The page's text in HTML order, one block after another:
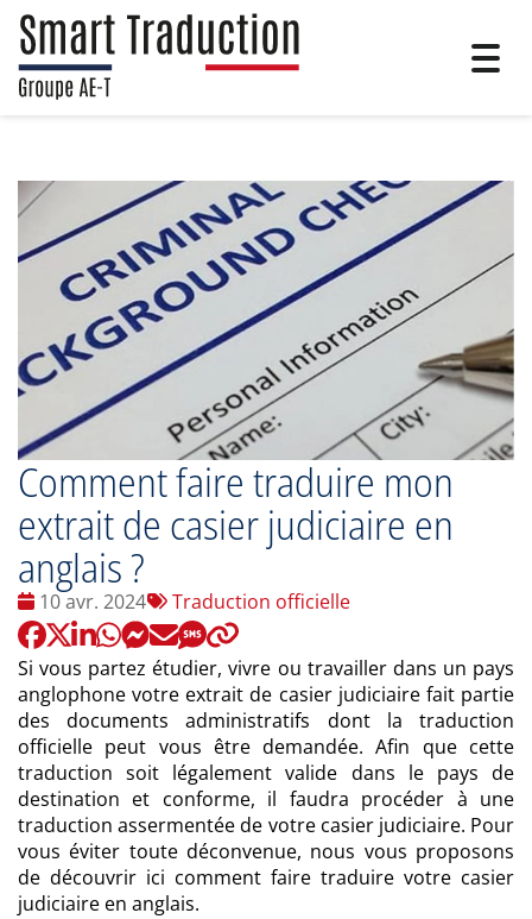
Comment faire traduire mon
extrait de casier judiciaire en
anglais ?
Date
:
10 avr. 2024
Tags
:
Traduction officielle
Si vous partez étudier, vivre ou travailler dans un pays
anglophone votre extrait de casier judiciaire fait partie
des documents administratifs dont la traduction
officielle peut vous être demandée. Afin que cette
traduction soit légalement valide dans le pays de
destination et conforme, il faudra procéder à une
traduction assermentée de votre casier judiciaire. Pour
vous éviter toute déconvenue, nous vous proposons
de découvrir ici comment faire traduire votre casier
judiciaire en anglais.